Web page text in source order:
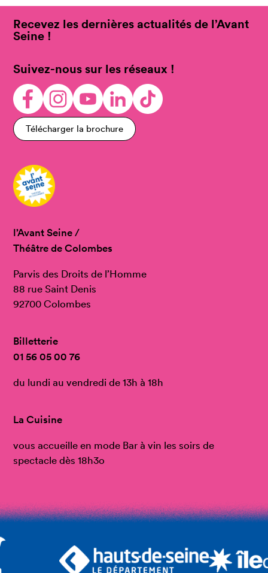
Recevez les dernières actualités de l’Avant
Seine !
Suivez-nous sur les réseaux !
Télécharger la brochure
l’Avant Seine /
Théâtre de Colombes
Parvis des Droits de l’Homme
88 rue Saint Denis
92700 Colombes
Billetterie
01 56 05 00 76
du lundi au vendredi de 13h à 18h
La Cuisine
vous accueille en mode Bar à vin les soirs de
spectacle dès 18h3o